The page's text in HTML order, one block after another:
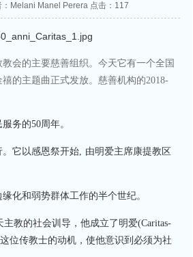
：Melani Manel Perera 点击： 117
会的主要慈善组织。今天它有一个全国
的主题曲正式发放。慈善机构的2018-
务的50周年。
它以感恩祭开始, 由明爱主席康提教区
化和弱势群体工作的半个世纪。
教的社会训导，他成立了明爱(Caritas-
位传教士的动机，使他意识到必须为社